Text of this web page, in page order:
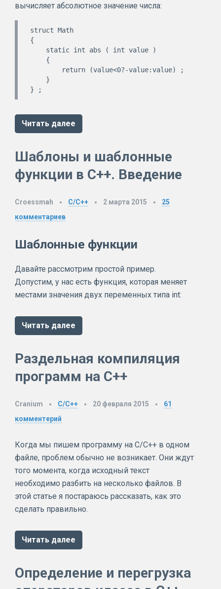
вычисляет абсолютное значение числа:
struct Math
{
Читать далее
Шаблоны и шаблонные
функции в C++. Введение
Croessmah C/C++ 2 марта 2015
25
комментариев
Шаблонные функции
Давайте рассмотрим простой пример.
Допустим, у нас есть функция, которая меняет
местами значения двух переменных типа int:
Читать далее
Раздельная компиляция
программ на C++
Cranium C/C++ 20 февраля 2015
61
комментерий
Когда мы пишем программу на C/C++ в одном
файле, проблем обычно не возникает. Они ждут
того момента, когда исходный текст
необходимо разбить на несколько файлов. В
этой статье я постараюсь рассказать, как это
сделать правильно.
Читать далее
Определение и перегрузка